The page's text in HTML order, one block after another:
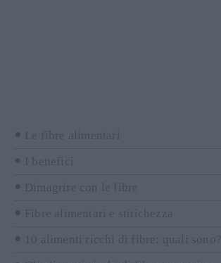
Le fibre alimentari
I benefici
Dimagrire con le fibre
Fibre alimentari e stitichezza
10 alimenti ricchi di fibre: quali sono?